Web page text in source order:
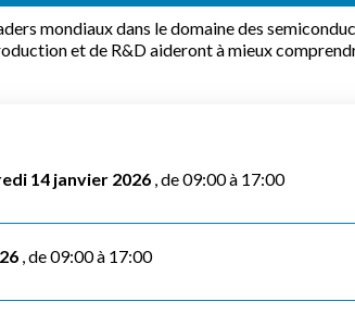
mondiaux dans le domaine des
et de R&D aideront à mieux
14 janvier 2026 , de 09:00 à 17:00
, de 09:00 à 17:00